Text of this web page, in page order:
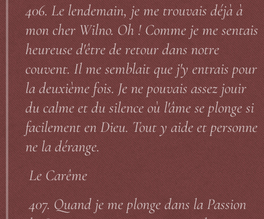
406. Le lendemain, je me trouvais déjà à
mon cher Wilno. Oh ! Comme je me sentais
heureuse d'être de retour dans notre
couvent. Il me semblait que j'y entrais pour
la deuxième fois. Je ne pouvais assez jouir
du calme et du silence où l'âme se plonge si
facilement en Dieu. Tout y aide et personne
ne la dérange.
Le Carême
407. Quand je me plonge dans la Passion